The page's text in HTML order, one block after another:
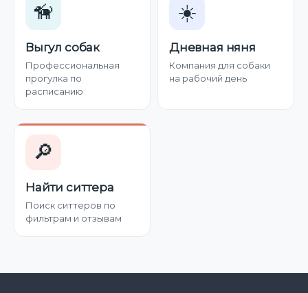
🦮
Выгул собак
Профессиональная
прогулка по
расписанию
☀️
Дневная няня
Компания для собаки
на рабочий день
🔎
Найти ситтера
Поиск ситтеров по
фильтрам и отзывам